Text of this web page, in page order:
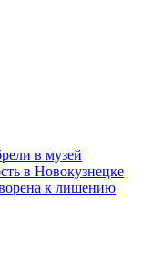
в музей
в Новокузнецке
к лишению